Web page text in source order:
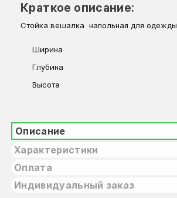
Краткое описание:
Стойка вешалка напольная для одежды
Ширина
Глубина
Высота
Описание
Характеристики
Оплата
Индивидуальный заказ